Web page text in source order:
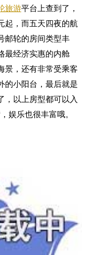
旅游平台上查到了，
起，而五天四夜的航
邮轮的房间类型丰
最经济实惠的内舱
景，还有非常受乘客
的小阳台，最后就是
，以上房型都可以入
娱乐也很丰富哦。